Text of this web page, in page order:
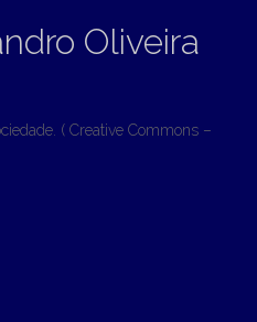
Oliveira
( Creative Commons –